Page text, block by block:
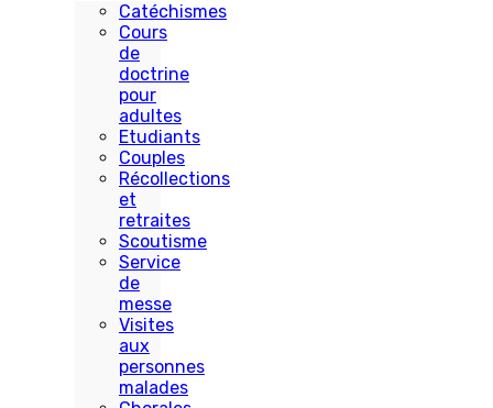
Catéchismes
Cours
de
doctrine
pour
adultes
Etudiants
Couples
Récollections
et
retraites
Scoutisme
Service
de
messe
Visites
aux
personnes
malades